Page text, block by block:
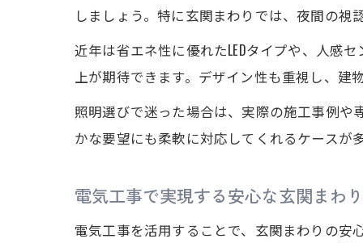
しましょう。特に玄関まわりでは、夜間の視
近年は省エネ性に優れたLEDタイプや、人感
上が期待できます。デザイン性も重視し、建
照明選びで迷った場合は、実際の施工事例
かな要望にも柔軟に対応してくれるケースが
電気工事で実現する安心な玄関まわり
電気工事を活用することで、玄関まわりの安